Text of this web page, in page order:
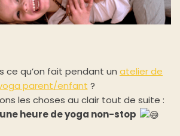
ce qu’on fait pendant un atelier de
parent/enfant ?
les choses au clair tout de suite :
heure de yoga non-stop